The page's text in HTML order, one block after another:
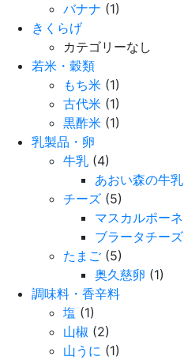
バナナ (1)
きくらげ
カテゴリーなし
若米・穀類
もち米 (1)
古代米 (1)
黒酢米 (1)
乳製品・卵
牛乳 (4)
あおい森の牛乳
チーズ (5)
マスカルポーネ
ブラータチーズ
たまご (5)
奥久慈卵 (1)
調味料・香辛料
塩 (1)
山椒 (2)
山うに (1)